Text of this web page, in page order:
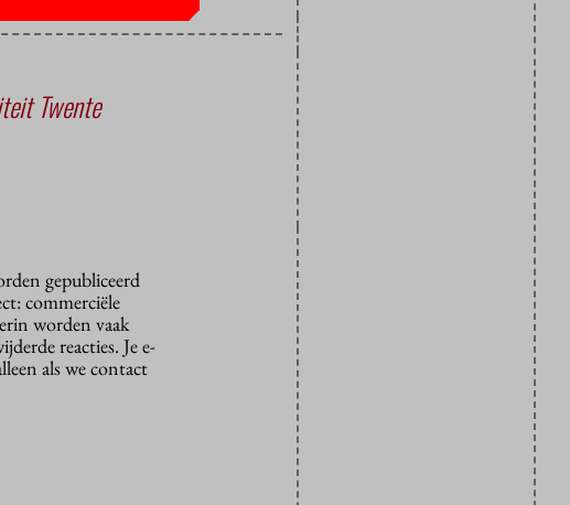
Twente
gepubliceerd
commerciële
worden vaak
reacties. Je e-
als we contact